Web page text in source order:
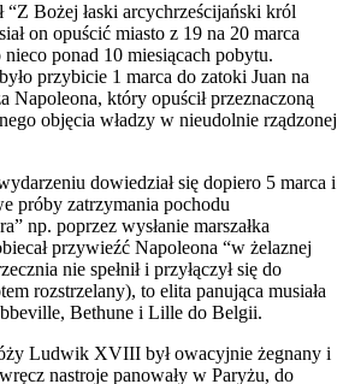
Bożej łaski arcychrześcijański król
on opuścić miasto z 19 na 20 marca
ponad 10 miesiącach pobytu.
przybicie 1 marca do zatoki Juan na
Napoleona, który opuścił przeznaczoną
objęcia władzy w nieudolnie rządzonej
dowiedział się dopiero 5 marca i
próby zatrzymania pochodu
np. poprzez wysłanie marszałka
przywieźć Napoleona “w żelaznej
nie spełnił i przyłączył się do
rozstrzelany), to elita panująca musiała
Bethune i Lille do Belgii.
Ludwik XVIII był owacyjnie żegnany i
nastroje panowały w Paryżu, do